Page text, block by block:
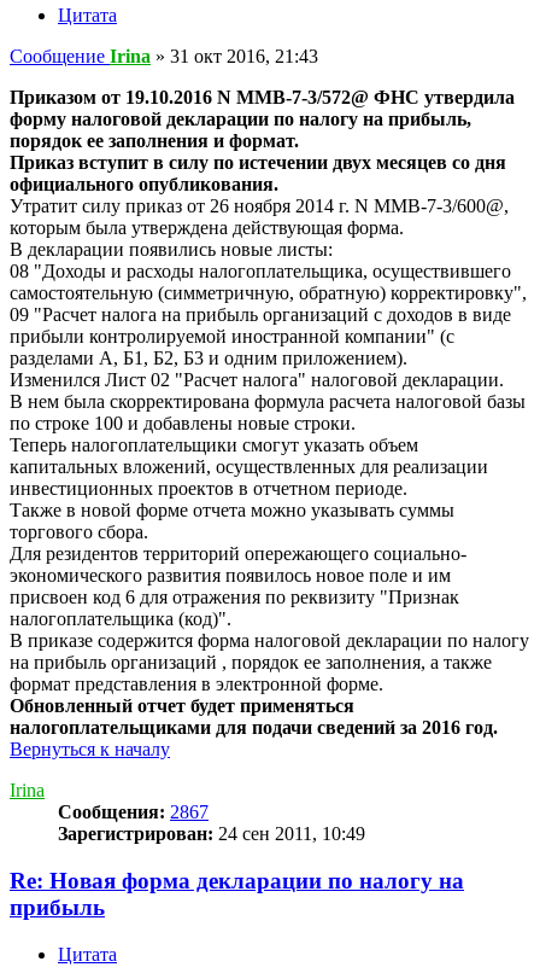
Цитата
Сообщение Irina » 31 окт 2016, 21:43
Приказом от 19.10.2016 N ММВ-7-3/572@ ФНС утвердила
форму налоговой декларации по налогу на прибыль,
порядок ее заполнения и формат.
Приказ вступит в силу по истечении двух месяцев со дня
официального опубликования.
Утратит силу приказ от 26 ноября 2014 г. N ММВ-7-3/600@,
которым была утверждена действующая форма.
В декларации появились новые листы:
08 "Доходы и расходы налогоплательщика, осуществившего
самостоятельную (симметричную, обратную) корректировку",
09 "Расчет налога на прибыль организаций с доходов в виде
прибыли контролируемой иностранной компании" (с
разделами А, Б1, Б2, Б3 и одним приложением).
Изменился Лист 02 "Расчет налога" налоговой декларации.
В нем была скорректирована формула расчета налоговой базы
по строке 100 и добавлены новые строки.
Теперь налогоплательщики смогут указать объем
капитальных вложений, осуществленных для реализации
инвестиционных проектов в отчетном периоде.
Также в новой форме отчета можно указывать суммы
торгового сбора.
Для резидентов территорий опережающего социально-
экономического развития появилось новое поле и им
присвоен код 6 для отражения по реквизиту "Признак
налогоплательщика (код)".
В приказе содержится форма налоговой декларации по налогу
на прибыль организаций , порядок ее заполнения, а также
формат представления в электронной форме.
Обновленный отчет будет применяться
налогоплательщиками для подачи сведений за 2016 год.
Вернуться к началу
Irina
Сообщения: 2867
Зарегистрирован: 24 сен 2011, 10:49
Re: Новая форма декларации по налогу на
прибыль
Цитата